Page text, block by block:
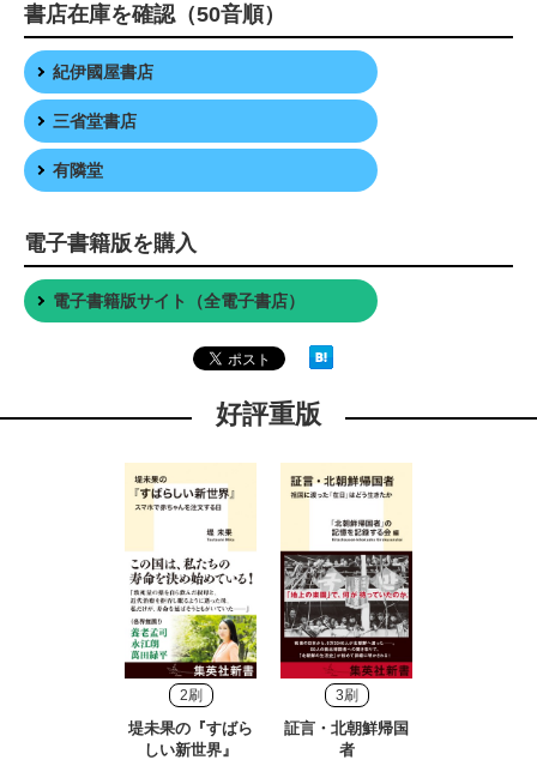
書店在庫を確認（50音順）
紀伊國屋書店
三省堂書店
有隣堂
電子書籍版を購入
電子書籍版サイト（全電子書店）
好評重版
2刷
堤未果の『すばら
しい新世界』
3刷
証言・北朝鮮帰国
者